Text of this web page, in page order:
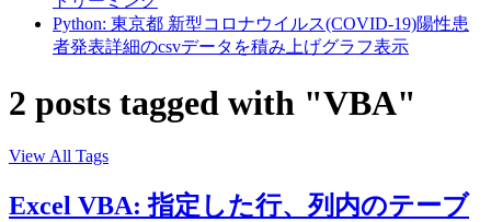
Python: 東京都 新型コロナウイルス(COVID-19)陽性患
者発表詳細のcsvデータを積み上げグラフ表示
2 posts tagged with "VBA"
View All Tags
Excel VBA: 指定した行、列内のテーブ